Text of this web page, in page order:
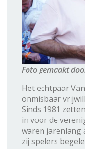
Foto gemaakt
Het echtpaar
onmisbaar
Sinds 1981
in voor de
waren jarenlang
zij spelers